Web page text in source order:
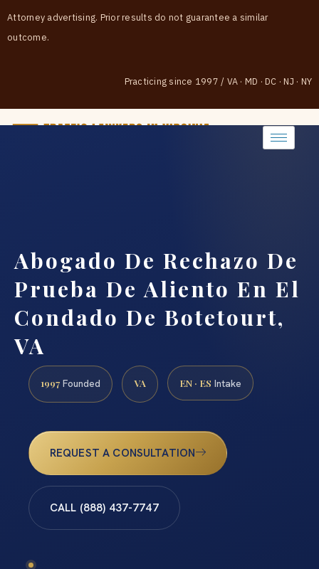
Attorney advertising. Prior results do not guarantee a similar
outcome.
Practicing since 1997 / VA · MD · DC · NJ · NY
Abogado De Rechazo De
Prueba De Aliento En El
Condado De Botetourt,
VA
1997 Founded VA EN · ES Intake
REQUEST A CONSULTATION
CALL (888) 437-7747